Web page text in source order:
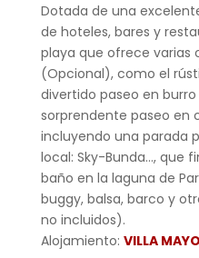
Dotada de una
de hoteles, bares y
playa que ofrece varias
(Opcional), como el
divertido paseo en
sorprendente paseo en
incluyendo una parada
local: Sky-Bunda…, que
baño en la laguna de
buggy, balsa, barco y
no incluidos).
Alojamiento: VILLA